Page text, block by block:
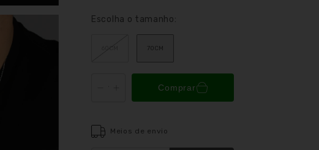
Escolha o tamanho:
70CM
Comprar
Meios de envio